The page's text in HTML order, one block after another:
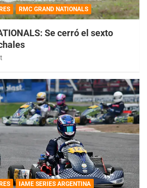
RMC GRAND NATIONALS
Se cerró el sexto
IAME SERIES ARGENTINA